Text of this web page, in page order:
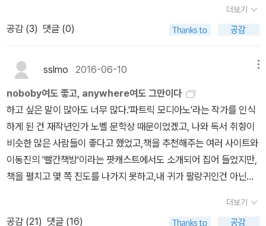
울 수밖에 없는데, 이제는 노벨문학상까지 탔으니 관련 논란과 비판
조차 영구히 박제되어 버리지 않았나 싶다. 앞서 가와바타와 사이덴
스티커의 사례처럼, 이제 소설가 한강의 명성도 번역자 데보라 스미
스와 영원히 결부된 셈이기 때문이다. 물론 오역이나 첨언이 과하다
한들, 한강의 <채식주의자>가 낙동강의 <육식맨>이 되어 오늘 준비
한 고기부터 보자고 말하는 일이야 없을 것이다. 다만 한글날 직후에
그 수상 소식을 전해 듣고 나니, 그 영역본을 둘러싼 논란이며 영어의
위력을 실감했기에 묘하다는 생각에 적어보았을 뿐이다.
디치 외국문학상을 수상했고 1년 뒤 노벨문학상을 받으며 세계적인
작가 자리에 우뚝 섰다.작가 한강의 노벨 문학상 수상에 속보를 터트
리는 언론사들은 아시아계 최초 여성이라는 타이틀과 함께 상금의 액
수(1100만 크로나/약 14억4000만원/세금이 부과되지 않음)에 대
문자로 강조 하면서 세계 문학의 거장 헤밍웨이, 포크너 ,마르케스, 토
니 모리슨의 이름과 나란히 표기 되는 작가가 되었다며 잔뜩 호들갑
을 떨고 있다. 아내가 채식을 시작하기 전까지 나는 그녀가 특별한 사
람이라고 생각한 적이 없었다...... 'Before my wife turned veget
arian, I'd always thought of her as completely unremarkabl
e in every way...... 신체와 영혼, 산 자와 죽은 자 사이의 연결고리
자들에게 새로운 문학의 세계로 이끌었다.10월 10일 노벨 문학상 선
야베 미유키님의 에도시대 이야기를 만난것 같아 조금은 식상할지 모
르지만, 귀여운 책표지와 책 속의 일러스트로 부족한 부분이 보완되
는것 같아요. 그래서 조금 더 책속의 삽화가 많았으면 좋겠다는 바람
이 있습니다.^^ 여우 백란님 넘 좋아~ 프레드릭 브라운 지음, 조호
근 옮김 / 서커스(서커스출판상회) / 2016년 4월 프레드릭 브라운
은 SF계의 오 헨리가 아닌가 싶어요. '아마겟돈'은 단편보다 더 짧은
숏스토리들로 이루어졌는데, 하나 하나가 무척 매력적이라 이제야 그
를 알게 된것이 서운할 지경이었습니다. 국내에서는 2권이 출간되었
는데, 평소 SF소설이 너무 철학적이고 용어가 익숙치 않아 부담스러
운 분들에게 딱인 책이랍니다. 책의 표제작이면서 첫 글이기도 하는
'아마겟돈'만 보더라도, 우리 세계가 멸망직전에 놓여있었는데 한 꼬
마의 장난으로 인해 세계의 멸망에서 구원받게 됩니다. 하지만 그 소
한 시간 내내 떠들 수 있지만, 그냥 한 대목만 지적하자면, 주인공 영
혜의 트라우마적 기억에 자리한 흰 개 이야기만 하더라도 그렇다. 집
그렇다고 해서 그 개를 오토바이에 묶어 내달려서 입에 거품을 물고
죽게 만든 다음(달리다 죽은 개가 고기가 부드럽다는 게 이유다) 마을
사람들까지 불러서 온 가족이 개고기를 포식했다는 에피소드다('흰
개'도 보신탕으로 먹나? 드문 일이지 싶다).아홉 살짜리 주인집 딸을
물어뜯은 개라면 '미친 개'이고, 미친 개라면 보신탕으로 먹는다는 게
불가능하다. 그렇지 않은가. 해서 어떻게 해서 다리를 물어뜯겼는지
설명이 좀 필요한데, 작가는, 그리고 영혜는 말줄임표로 대신한다.
설에는 이탤릭체로 표기된 영혜의 진술에서 서두가 말줄임표로 시작
하는 유일한 대목이다. 나는 이런 처리가 '폭력적'이라고 생각한다. 거
다. <시각 방법론>이란 낮은 온도의 제목. 그러나 목차를 보면, 흥미
를 자극할 것들이 여러 개 보인다. 살짝 대학교재 느낌도 있지만, 시
각, 이미지, 기호 같은 것들에 관심이 있는 사람들에게는 좋은 정보를
제공할 것으로 보인다. 들뢰즈 책 몇 권을 추려 보았다. 다들
관심이 있다면 마땅히 골라야 하지 않을까? 나에게도 곧 찾아봐야 할
책임에 분명하다. 요새 읽고 있는 <혁명의 거리에서 들뢰즈를 읽자>
는 강의록을 중심으로 엮은 책인데, 어렵지 않게 들뢰즈의 속살을 조
금은 엿볼 수 있을 듯. 저자의 주관적인 느낌이 종종 묻어나지만, 우리
나라에서의 들뢰즈 수용의 한 단면이라 여기면서 읽어 나가자.
<커뮤니케이션 이론총서>에서 나온 책들
인데, 구하고 싶은 책들이 눈에 많이 띈다. 소개서 정도의 책이지만,
우리나라에서 이런 사상가들을 만나는 게 쉬운 일은 아니다. 물론 우
더보기
공감 (3) 댓글 (0)
sslmo 2016-06-10
noboby여도 좋고, anywhere여도 그만이다
하고 싶은 말이 많아도 너무 많다.'파트릭 모디아노'라는 작가를 인식
하게 된 건 재작년인가 노벨 문학상 때문이었겠고, 나와 독서 취향이
비슷한 많은 사람들이 좋다고 했었고,책을 추천해주는 여러 사이트와
이동진의 '빨간책방'이라는 팟캐스트에서도 소개되어 집어 들었지만,
책을 펼치고 몇 쪽 진도를 나가지 못하고,내 귀가 팔랑귀인건 아닌
러웠었다.사람들은 김화영의 번역이라고 하면 찬사를 아끼지 않던데,
더보기
공감 (21) 댓글 (16)